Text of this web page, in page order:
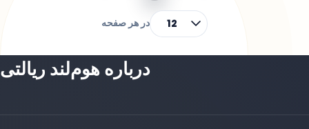
در هر صفحه 12
درباره هوم‌لند ریالتی